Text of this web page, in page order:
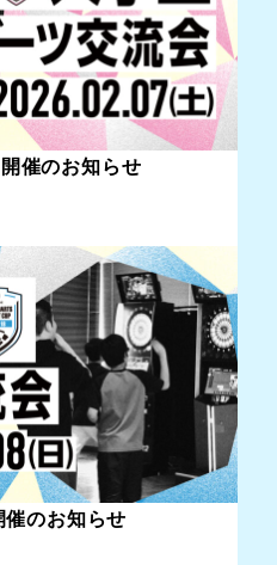
催のお知らせ
のお知らせ